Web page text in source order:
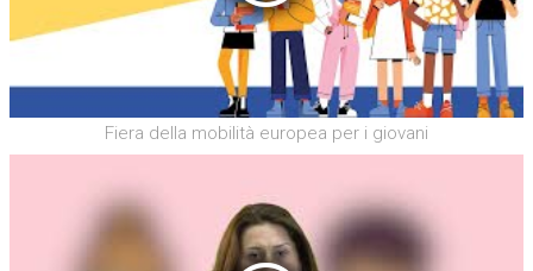
Fiera della mobilità europea per i giovani